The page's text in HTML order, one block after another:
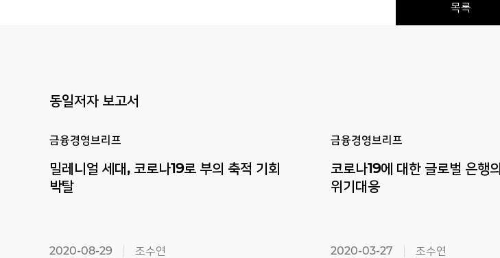
목록
동일저자 보고서
금융경영브리프
밀레니얼 세대, 코로나19로 부의 축적 기회
박탈
2020-08-29 조수연
금융경영브리프
코로나19에 대한 글로벌 은행
위기대응
2020-03-27 조수연